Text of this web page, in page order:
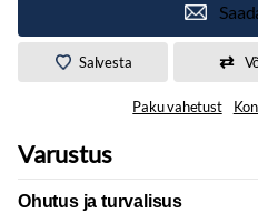
Salvesta
Paku vahetust
Varustus
Ohutus ja turvalisus